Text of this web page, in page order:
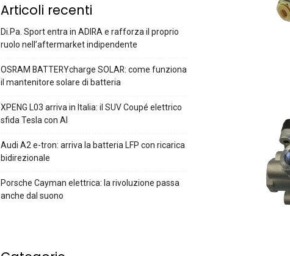
Articoli recenti
Di.Pa. Sport entra in ADIRA e rafforza il proprio
ruolo nell’aftermarket indipendente
OSRAM BATTERYcharge SOLAR: come funziona
il mantenitore solare di batteria
XPENG L03 arriva in Italia: il SUV Coupé elettrico
sfida Tesla con AI
Audi A2 e-tron: arriva la batteria LFP con ricarica
bidirezionale
Porsche Cayman elettrica: la rivoluzione passa
anche dal suono